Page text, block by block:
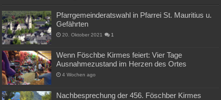
Pfarrgemeinderatswahl in Pfarrei St. Mauritius u.
Gefährten
20. Oktober 2021 1
Wenn Föschbe Kirmes feiert: Vier Tage
Ausnahmezustand im Herzen des Ortes
4 Wochen ago
Nachbesprechung der 456. Föschber Kirmes